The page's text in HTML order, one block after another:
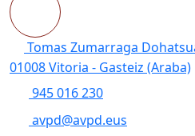
Tomas Zumarraga
01008 Vitoria - Gasteiz (Araba)
945 016 230
avpd@avpd.eus